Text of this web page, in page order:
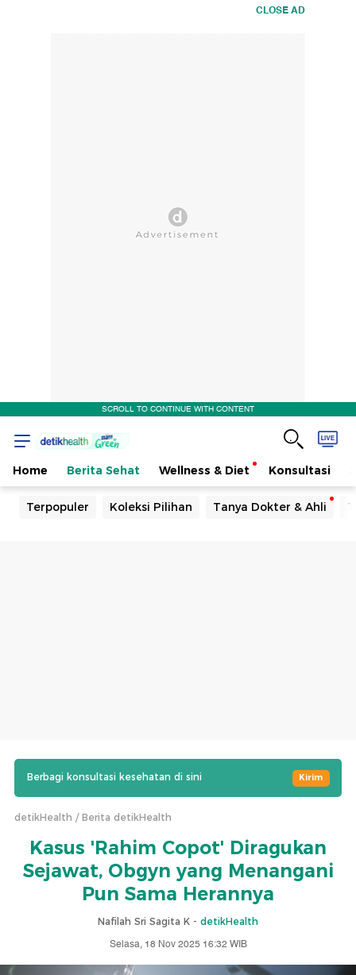
CLOSE AD
SCROLL TO CONTINUE WITH CONTENT
Home Berita Sehat Wellness & Diet Konsultasi
Terpopuler Koleksi Pilihan Tanya Dokter & Ahli
Berbagi konsultasi kesehatan di sini Kirim
detikHealth Berita detikHealth
Kasus 'Rahim Copot' Diragukan
Sejawat, Obgyn yang Menangani
Pun Sama Herannya
Nafilah Sri Sagita K - detikHealth
Selasa, 18 Nov 2025 16:32 WIB